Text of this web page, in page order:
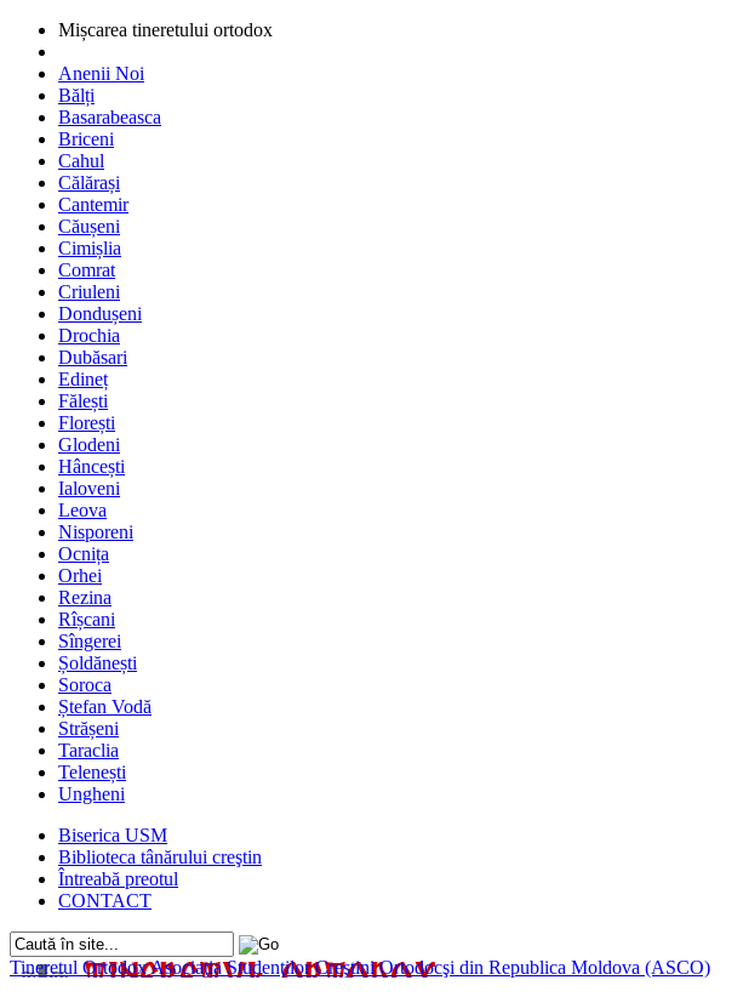
Mișcarea tineretului ortodox
Anenii Noi
Bălți
Basarabeasca
Briceni
Cahul
Călărași
Cantemir
Căușeni
Cimișlia
Comrat
Criuleni
Dondușeni
Drochia
Dubăsari
Edineț
Fălești
Florești
Glodeni
Hâncești
Ialoveni
Leova
Nisporeni
Ocnița
Orhei
Rezina
Rîșcani
Sîngerei
Șoldănești
Soroca
Ștefan Vodă
Strășeni
Taraclia
Telenești
Ungheni
Biserica USM
Biblioteca tânărului creştin
Întreabă preotul
CONTACT
Tineretul OrtodoxAsociaţia Studenţilor Creştini Ortodocşi din Republica Moldova (ASCO)